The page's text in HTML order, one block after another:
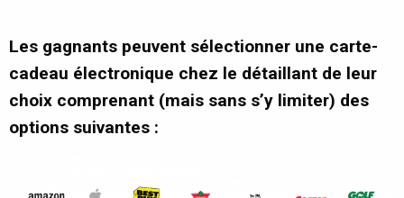
Les gagnants peuvent sélectionner une carte-
cadeau électronique chez le détaillant de leur
choix comprenant (mais sans s’y limiter) des
options suivantes :